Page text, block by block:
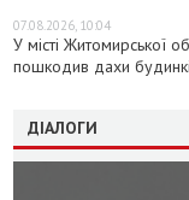
07.08.2026, 10:04
У місті Житомирської
пошкодив дахи
ДІАЛОГИ